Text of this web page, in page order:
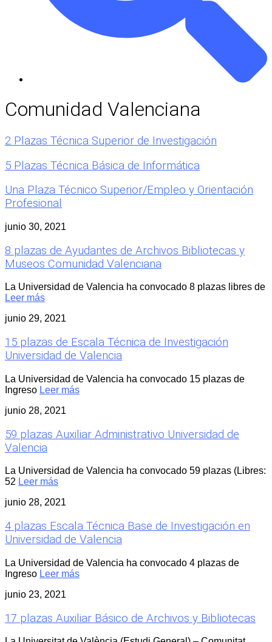
Comunidad Valenciana
2 Plazas Técnica Superior de Investigación
5 Plazas Técnica Básica de Informática
Una Plaza Técnico Superior/Empleo y Orientación
Profesional
junio 30, 2021
8 plazas de Ayudantes de Archivos Bibliotecas y
Museos Comunidad Valenciana
La Universidad de Valencia ha convocado 8 plazas libres de
Leer más
junio 29, 2021
15 plazas de Escala Técnica de Investigación
Universidad de Valencia
La Universidad de Valencia ha convocado 15 plazas de
Ingreso Leer más
junio 28, 2021
59 plazas Auxiliar Administrativo Universidad de
Valencia
La Universidad de Valencia ha convocado 59 plazas (Libres:
52 Leer más
junio 28, 2021
4 plazas Escala Técnica Base de Investigación en
Universidad de Valencia
La Universidad de Valencia ha convocado 4 plazas de
Ingreso Leer más
junio 23, 2021
17 plazas Auxiliar Básico de Archivos y Bibliotecas